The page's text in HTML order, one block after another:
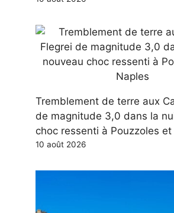
Tremblement de terre aux
de magnitude 3,0 dans la
choc ressenti à Pouzzoles et
10 août 2026